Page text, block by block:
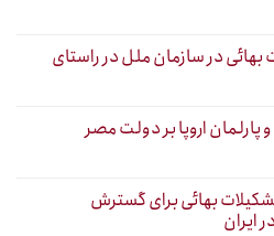
در سازمان ملل در راستای
پارلمان اروپا بر دولت مصر
بهائی برای گسترش
ایران